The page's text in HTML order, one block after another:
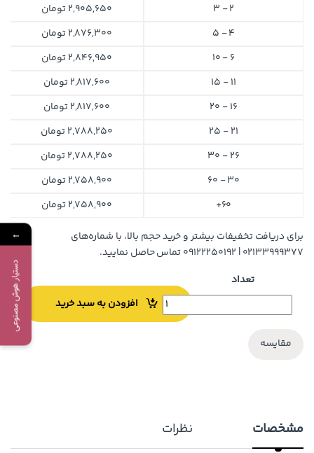
2 - 3
2,905,650تومان
4 - 5
2,876,300تومان
6 - 10
2,846,950تومان
11 - 15
2,817,600تومان
16 - 20
2,817,600تومان
21 - 25
2,788,250تومان
26 - 30
2,788,250تومان
30 - 60
2,758,900تومان
60+
2,758,900تومان
برای دریافت تخفیفات بیشتر و خرید حجم بالا، با شماره‌های
۰۲۱۳۳۹۹۹۳۷۷ | ۰۹۱۲۲۲۵۰۱۹۲ تماس حاصل نمایید.
تعداد
افزودن به سبد خرید
مقایسه
مشخصات نظرات
←
دستیار هوش مصنوعی